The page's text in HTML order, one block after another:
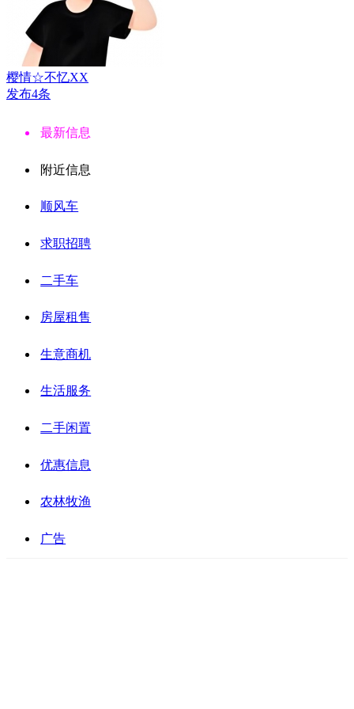
樱情☆不忆XX
发布4条
最新信息
附近信息
顺风车
求职招聘
二手车
房屋租售
生意商机
生活服务
二手闲置
优惠信息
农林牧渔
广告